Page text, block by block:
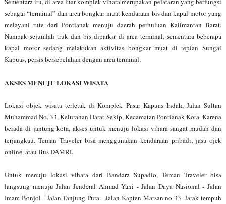
sebagai “terminal” dan area bongkar muat kendaraan bis dan kapal motor yang
melayani rute dari Pontianak menuju daerah perhuluan Kalimantan Barat.
Nampak sejumlah truk dan bis diparkir di area terminal, sementara beberapa
kapal motor sedang melakukan aktivitas bongkar muat di tepian Sungai
Kapuas, persis bersebelahan dengan area terminal.
AKSES MENUJU LOKASI WISATA
Lokasi objek wisata terletak di Komplek Pasar Kapuas Indah, Jalan Sultan
Muhammad No. 33, Kelurahan Darat Sekip, Kecamatan Pontianak Kota. Karena
berada di jantung kota, akses untuk menuju lokasi vihara sangat mudah dan
terjangkau. Teman Traveler bisa menggunakan kendaraan pribadi, jasa ojek
online, atau Bus DAMRI.
Untuk menuju lokasi vihara dari Bandara Supadio, Teman Traveler bisa
langsung menuju Jalan Jenderal Ahmad Yani - Jalan Daya Nasional - Jalan
Imam Bonjol - Jalan Tanjung Pura - Jalan Kapten Marsan no 33. Jarak tempuh